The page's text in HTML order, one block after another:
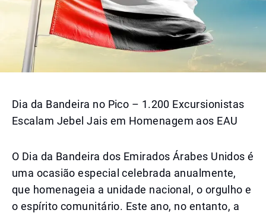
Dia da Bandeira no Pico – 1.200 Excursionistas
Escalam Jebel Jais em Homenagem aos EAU
O Dia da Bandeira dos Emirados Árabes Unidos é
uma ocasião especial celebrada anualmente,
que homenageia a unidade nacional, o orgulho e
o espírito comunitário. Este ano, no entanto, a